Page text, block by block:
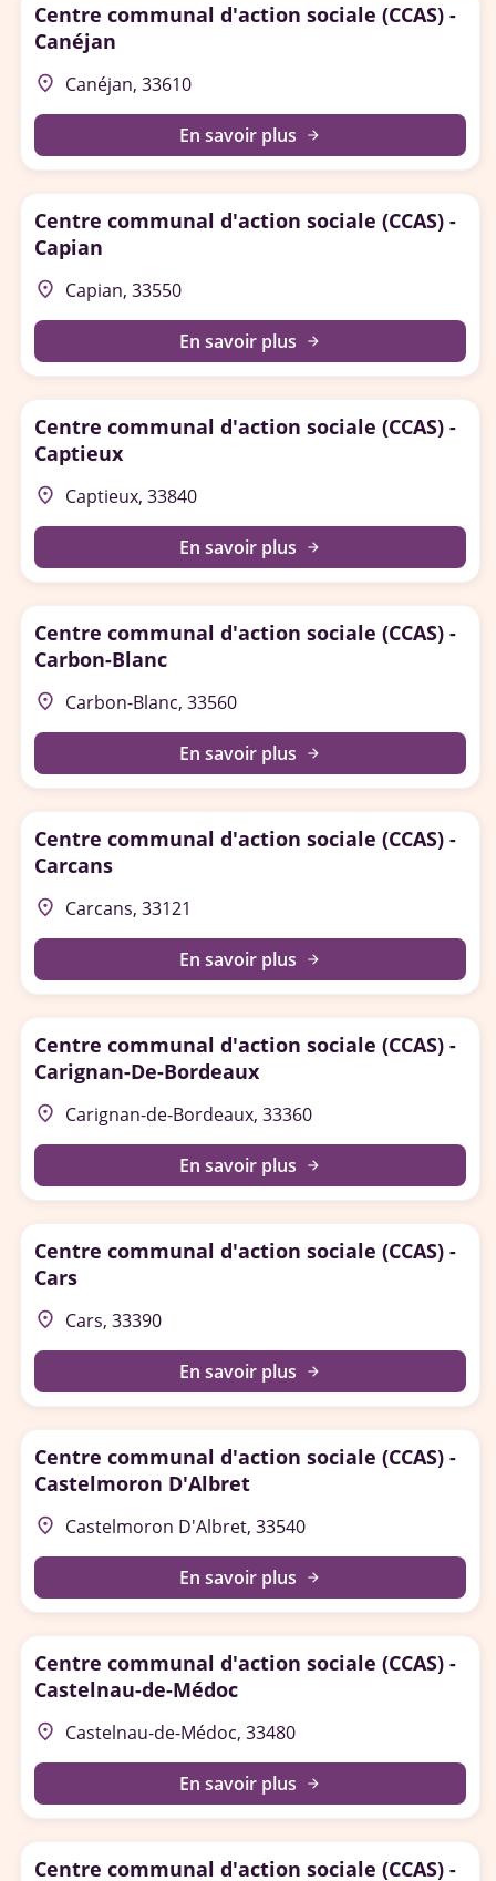
Centre communal d'action sociale (CCAS) -
Canéjan
place Canéjan, 33610
En savoir plus arrow_forward
Centre communal d'action sociale (CCAS) -
Capian
place Capian, 33550
En savoir plus arrow_forward
Centre communal d'action sociale (CCAS) -
Captieux
place Captieux, 33840
En savoir plus arrow_forward
Centre communal d'action sociale (CCAS) -
Carbon-Blanc
place Carbon-Blanc, 33560
En savoir plus arrow_forward
Centre communal d'action sociale (CCAS) -
Carcans
place Carcans, 33121
En savoir plus arrow_forward
Centre communal d'action sociale (CCAS) -
Carignan-De-Bordeaux
place Carignan-de-Bordeaux, 33360
En savoir plus arrow_forward
Centre communal d'action sociale (CCAS) -
Cars
place Cars, 33390
En savoir plus arrow_forward
Centre communal d'action sociale (CCAS) -
Castelmoron D'Albret
place Castelmoron D'Albret, 33540
En savoir plus arrow_forward
Centre communal d'action sociale (CCAS) -
Castelnau-de-Médoc
place Castelnau-de-Médoc, 33480
En savoir plus arrow_forward
Centre communal d'action sociale (CCAS) -